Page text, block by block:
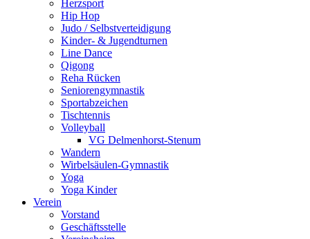
Herzsport
Hip Hop
Judo / Selbstverteidigung
Kinder- & Jugendturnen
Line Dance
Qigong
Reha Rücken
Seniorengymnastik
Sportabzeichen
Tischtennis
Volleyball
VG Delmenhorst-Stenum
Wandern
Wirbelsäulen-Gymnastik
Yoga
Yoga Kinder
Verein
Vorstand
Geschäftsstelle